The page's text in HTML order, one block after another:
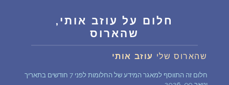
רכישת אוצר החלומות
חלום על עוזב אותי,
שהארוס
שהארוס שלי עוזב אותי
חלום זה התווסף למאגר המידע של החלומות לפני 7 חודשים בתאריך